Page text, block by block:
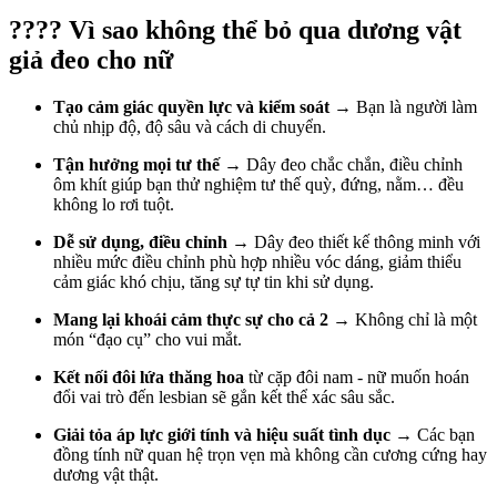
???? Vì sao không thể bỏ qua dương vật
giả đeo cho nữ
Tạo cảm giác quyền lực và kiểm soát → Bạn là người làm
chủ nhịp độ, độ sâu và cách di chuyển.
Tận hưởng mọi tư thế→ Dây đeo chắc chắn, điều chỉnh
ôm khít giúp bạn thử nghiệm tư thế quỳ, đứng, nằm… đều
không lo rơi tuột.
Dễ sử dụng, điều chỉnh → Dây đeo thiết kế thông minh với
nhiều mức điều chỉnh phù hợp nhiều vóc dáng, giảm thiểu
cảm giác khó chịu, tăng sự tự tin khi sử dụng.
Mang lại khoái cảm thực sự cho cả 2 → Không chỉ là một
món “đạo cụ” cho vui mắt.
Kết nối đôi lứa thăng hoa từ cặp đôi nam - nữ muốn hoán
đổi vai trò đến lesbian sẽ gắn kết thể xác sâu sắc.
Giải tỏa áp lực giới tính và hiệu suất tình dục → Các bạn
đồng tính nữ quan hệ trọn vẹn mà không cần cương cứng hay
dương vật thật.